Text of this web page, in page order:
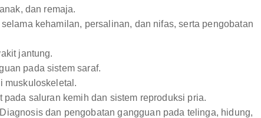
dan remaja.
kehamilan, persalinan, dan nifas, serta pengobatan
jantung.
pada sistem saraf.
muskuloskeletal.
saluran kemih dan sistem reproduksi pria.
Diagnosis dan pengobatan gangguan pada telinga, hidung,